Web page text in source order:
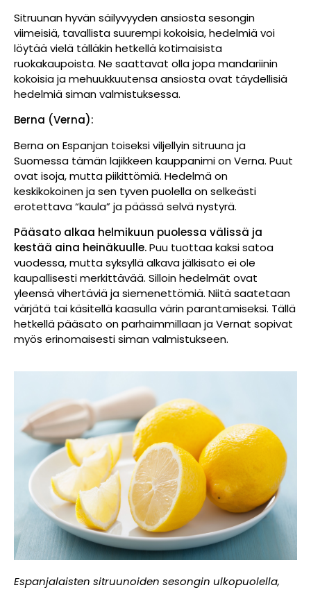
Sitruunan hyvän säilyvyyden ansiosta sesongin
viimeisiä, tavallista suurempi kokoisia, hedelmiä voi
löytää vielä tälläkin hetkellä kotimaisista
ruokakaupoista. Ne saattavat olla jopa mandariinin
kokoisia ja mehuukkuutensa ansiosta ovat täydellisiä
hedelmiä siman valmistuksessa.
Berna (Verna):
Berna on Espanjan toiseksi viljellyin sitruuna ja
Suomessa tämän lajikkeen kauppanimi on Verna. Puut
ovat isoja, mutta piikittömiä. Hedelmä on
keskikokoinen ja sen tyven puolella on selkeästi
erotettava “kaula” ja päässä selvä nystyrä.
Pääsato alkaa helmikuun puolessa välissä ja
kestää aina heinäkuulle.Puu tuottaa kaksi satoa
vuodessa, mutta syksyllä alkava jälkisato ei ole
kaupallisesti merkittävää. Silloin hedelmät ovat
yleensä vihertäviä ja siemenettömiä. Niitä saatetaan
värjätä tai käsitellä kaasulla värin parantamiseksi. Tällä
hetkellä pääsato on parhaimmillaan ja Vernat sopivat
myös erinomaisesti siman valmistukseen.
Espanjalaisten sitruunoiden sesongin ulkopuolella,